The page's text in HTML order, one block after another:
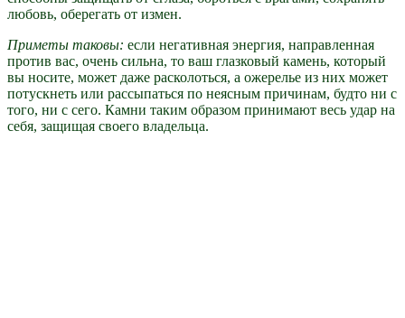
любовь, оберегать от измен.
Приметы таковы: если негативная энергия, направленная
против вас, очень сильна, то ваш глазковый камень, который
вы носите, может даже расколоться, а ожерелье из них может
потускнеть или рассыпаться по неясным причинам, будто ни с
того, ни с сего. Камни таким образом принимают весь удар на
себя, защищая своего владельца.